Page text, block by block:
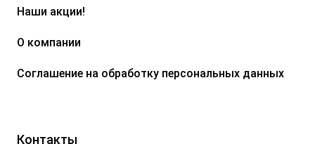
Наши акции!
О компании
Соглашение на обработку персональных данных
Контакты